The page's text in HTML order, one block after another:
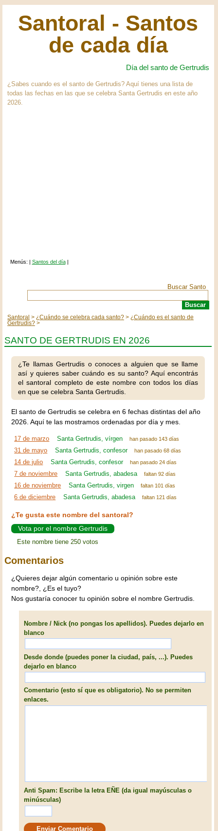
Santoral - Santos
de cada día
Día del santo de Gertrudis
¿Sabes cuando es el santo de Gertrudis? Aquí tienes una lista de
todas las fechas en las que se celebra Santa Gertrudis en este año
2026.
Menús: | Santos del día|
Buscar Santo
Santoral ¿Cuándo se celebra cada santo?
¿Cuándo es el santo de
Gertrudis?
SANTO DE GERTRUDIS EN 2026
¿Te llamas Gertrudis o conoces a alguien que se llame
así y quieres saber cuándo es su santo? Aquí encontrás
el santoral completo de este nombre con todos los días
en que se celebra Santa Gertrudis.
El santo de Gertrudis se celebra en 6 fechas distintas del año
2026. Aquí te las mostramos ordenadas por día y mes.
17 de marzo Santa Gertrudis, vírgen han pasado 143 días
31 de mayo Santa Gertrudis, confesor han pasado 68 días
14 de julio Santa Gertrudis, confesor han pasado 24 días
7 de noviembre Santa Gertrudis, abadesa faltan 92 días
16 de noviembre Santa Gertrudis, virgen faltan 101 días
6 de diciembre Santa Gertrudis, abadesa faltan 121 días
¿Te gusta este nombre del santoral?
Vota por el nombre Gertrudis
Este nombre tiene 250 votos
Comentarios
¿Quieres dejar algún comentario u opinión sobre este
nombre?, ¿Es el tuyo?
Nos gustaría conocer tu opinión sobre el nombre Gertrudis.
Nombre / Nick (no pongas los apellidos). Puedes dejarlo en
blanco
Desde donde (puedes poner la ciudad, país, ...). Puedes
dejarlo en blanco
Comentario (esto sí que es obligatorio). No se permiten
enlaces.
Anti Spam: Escribe la letra EÑE (da igual mayúsculas o
minúsculas)